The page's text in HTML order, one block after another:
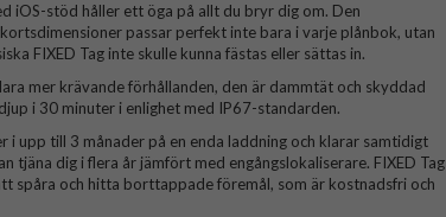
iOS-stöd håller ett öga på allt du bryr dig om. Den
passar perfekt inte bara i varje plånbok, utan
FIXED Tag inte skulle kunna fästas eller sättas in.
mer krävande förhållanden, den är dammtät och skyddad
i 30 minuter i enlighet med IP67-standarden.
i upp till 3 månader på en enda laddning och klarar samtidigt
tjäna dig i flera år jämfört med engångslokaliserare. FIXED Tag
spåra och hitta borttappade föremål, som är kostnadsfri och